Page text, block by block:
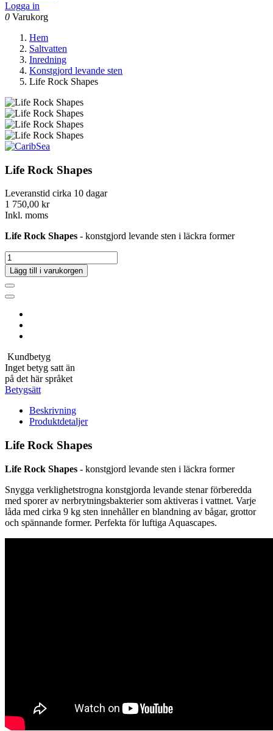
Logga in
0 Varukorg
Hem
Saltvatten
Inredning
Konstgjord levande sten
Life Rock Shapes
Life Rock Shapes
Leveranstid cirka 10 dagar
1 750,00 kr
Inkl. moms
Life Rock Shapes - konstgjord levande sten i läckra former
Lägg till i varukorgen
Kundbetyg
Inget betyg satt än
på det här språket
Betygsätt
Beskrivning
Produktdetaljer
Life Rock Shapes
Life Rock Shapes - konstgjord levande sten i läckra former
Snygga verklighetstrogna konstgjorda levande stenar förberedda
med sporer av nerbrytningsbakterier som aktiveras i vattnet. Varje
låda med cirka 9 kg sten innehåller en blandning av bågar, grottor
och spännande former. Perfekta för luftiga Aquascapes.